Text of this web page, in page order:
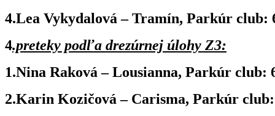
4.Lea Vykydalová – Tramín, Parkúr club:
4.preteky podľa drezúrnej úlohy Z3:
1.Nina Raková – Lousianna, Parkúr club:
2.Karin Kozičová – Carisma, Parkúr club: